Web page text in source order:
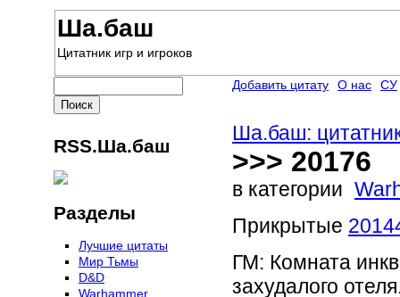
Ша.баш
Цитатник игр и игроков
Ша.баш:
>>> 20176
в категории
Прикрытые
ГМ: Комната
захудалого
Добавить цитату О нас СУ
RSS.Ша.баш
Разделы
Лучшие цитаты
Мир Тьмы
D&D
Warhammer